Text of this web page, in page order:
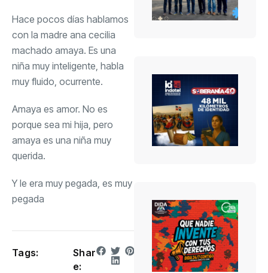
Hace pocos días hablamos
con la madre ana cecilia
machado amaya. Es una
niña muy inteligente, habla
muy fluido, ocurrente.
Amaya es amor. No es
porque sea mi hija, pero
amaya es una niña muy
querida.
Y le era muy pegada, es muy
pegada
Tags:
Shar
e: